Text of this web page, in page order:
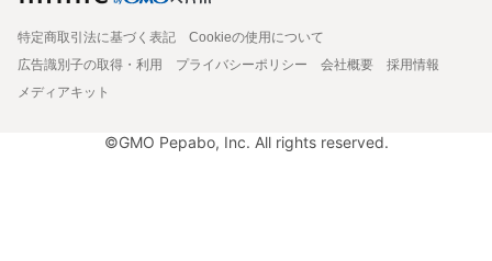
特定商取引法に基づく表記
Cookieの使用について
広告識別子の取得・利用
プライバシーポリシー 会社概要
採用情報
メディアキット
©GMO Pepabo, Inc. All rights reserved.